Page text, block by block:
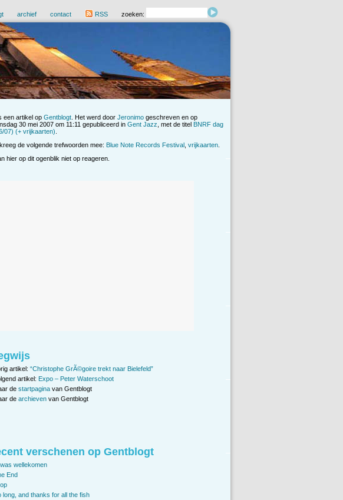
archief contact RSS zoeken:
een artikel op Gentblogt . Het werd door Jeronimo geschreven en op
30 mei 2007 om 11:11 gepubliceerd in Gent Jazz , met de titel BNRF dag
07) (+ vrijkaarten)
de volgende trefwoorden mee: Blue Note Records Festival vrijkaarten
hier op dit ogenblik niet op reageren.
artikel: “Christophe GrÃ©goire trekt naar Bielefeld”
artikel: Expo – Peter Waterschoot
de startpagina van Gentblogt
de archieven van Gentblogt
verschenen op Gentblogt
wellekomen
End
long, and thanks for all the fish